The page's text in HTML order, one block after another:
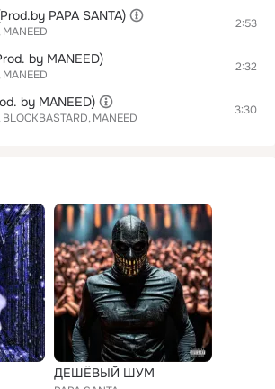
PAPA SANTA)
MANEED
2:53
by MANEED)
MANEED
2:32
by MANEED)
BLOCKBASTARD MANEED
3:30
ДЕШЁВЫЙ ШУМ